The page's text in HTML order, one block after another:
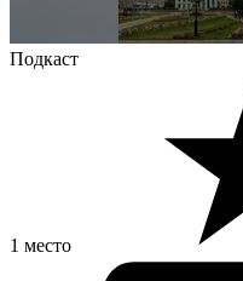
Подкаст
1 место